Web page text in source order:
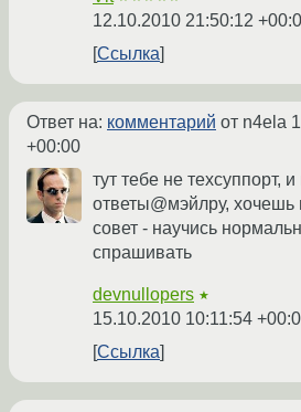
12.10.2010 21:50:12
Ссылка
Ответ на: комментарий от n4ela
+00:00
тут тебе не техсуппорт, и
ответы@мэйлру, хочешь
совет - научись
спрашивать
devnullopers ★
15.10.2010 10:11:54
Ссылка